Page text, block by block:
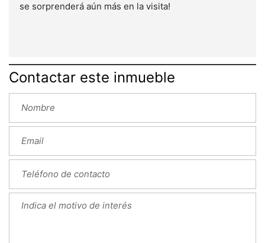
se sorprenderá aún más en la visita!
Contactar este inmueble